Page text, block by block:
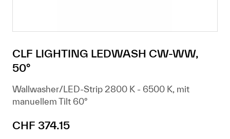
CLF LIGHTING LEDWASH CW-WW,
50°
Wallwasher/LED-Strip 2800 K - 6500 K, mit
manuellem Tilt 60°
Regulärer Preis:
CHF 374.15